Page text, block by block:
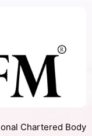
Chartered Body